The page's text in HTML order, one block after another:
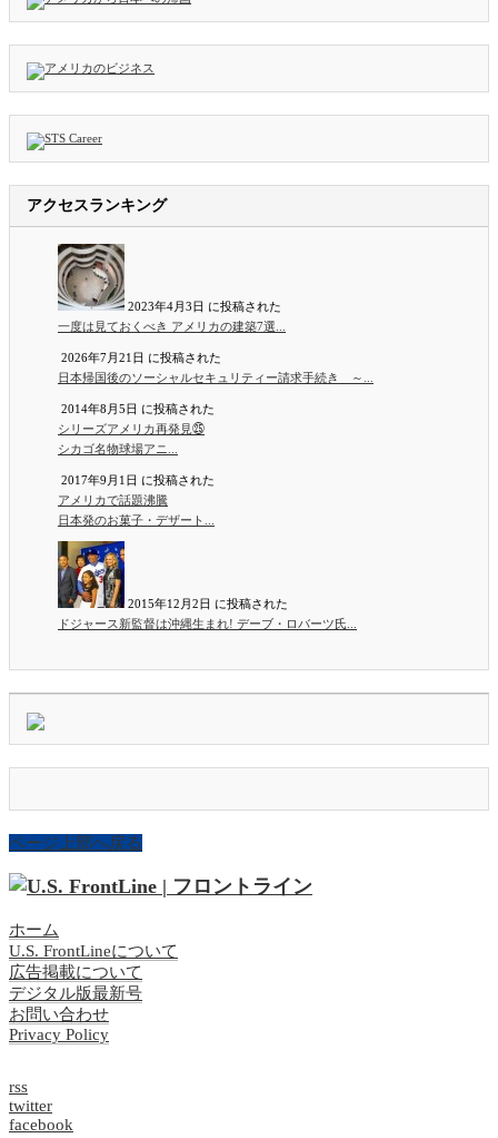
アクセスランキング
2023年4月3日 に投稿された
一度は見ておくべき アメリカの建築7選...
2026年7月21日 に投稿された
日本帰国後のソーシャルセキュリティー請求手続き ～...
2014年8月5日 に投稿された
シリーズアメリカ再発見㉕
シカゴ名物球場アニ...
2017年9月1日 に投稿された
アメリカで話題沸騰
日本発のお菓子・デザート...
2015年12月2日 に投稿された
ドジャース新監督は沖縄生まれ! デーブ・ロバーツ氏...
ページ上部へ戻る
ホーム
U.S. FrontLineについて
広告掲載について
デジタル版最新号
お問い合わせ
Privacy Policy
rss
twitter
facebook